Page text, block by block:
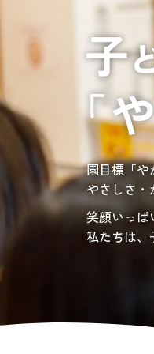
負担の少な
愛知・岐阜
社会福祉法
園目標「や
やさしさ・
笑顔いっぱ
私たちは、
サンサン・
宿題・クラ
居宅介護
グ
東京